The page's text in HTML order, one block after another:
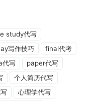
study代写
写作技巧
final代考
代写
paper代写
个人简历代写
心理学代写